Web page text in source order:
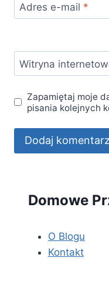
Adres e-mail *
Witryna
Zapamiętaj moje
pisania kolejnych
Domowe
O Blogu
Kontakt